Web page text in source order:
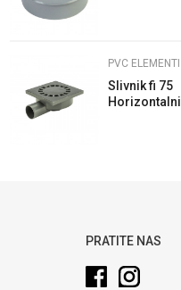
PVC ELEMENTI
Slivnik fi 75
Horizontalni
PRATITE NAS